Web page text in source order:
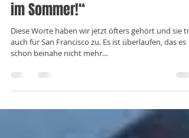
„Komm in meine Stadt aber nicht
im Sommer!“
auch für San Francisco zu. Es ist überlaufen, das es